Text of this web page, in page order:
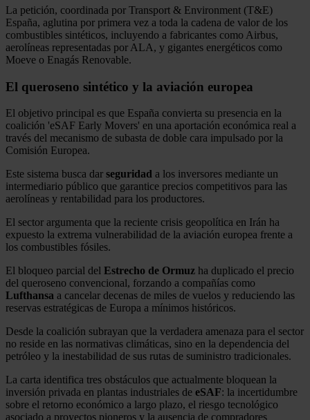
La petición, coordinada por Transport & Environment (T&E)
España, aglutina por primera vez a toda la cadena de valor de los
combustibles sintéticos, incluyendo a fabricantes como Airbus,
aerolíneas representadas por ALA, y gigantes energéticos como
Moeve o Enagás Renovable.
El queroseno sintético y la aviación europea
El objetivo principal es que España convierta su presencia en la
coalición 'eSAF Early Movers' en una aportación económica real a
través del mecanismo de subasta de doble cara impulsado por la
Comisión Europea.
Este sistema busca dar seguridad a los inversores mediante un
intermediario público que garantice precios competitivos para las
aerolíneas y rentabilidad para los productores.
El sector argumenta que la reciente crisis geopolítica en Irán ha
expuesto la extrema vulnerabilidad de la aviación europea frente a
los combustibles fósiles.
El bloqueo parcial del Estrecho de Ormuz ha duplicado el precio
del queroseno convencional, forzando a compañías como
Lufthansa a cancelar decenas de miles de vuelos y reduciendo las
reservas estratégicas de Europa a mínimos históricos.
Desde la coalición subrayan que la verdadera amenaza para el sector
no reside en las normativas climáticas, sino en la dependencia del
petróleo y la inestabilidad de sus rutas de suministro tradicionales.
La carta identifica tres obstáculos que actualmente bloquean la
inversión privada en plantas industriales de eSAF: la incertidumbre
sobre el retorno económico a largo plazo, el riesgo tecnológico
asociado a proyectos pioneros y la ausencia de compradores